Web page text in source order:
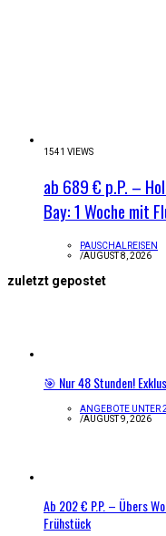
1541 VIEWS
ab 689 € p.P. –
Bay: 1 Woche mit
PAUSCHALREISEN
/AUGUST 8, 2026
zuletzt gepostet
🎯 Nur 48 Stunden!
ANGEBOTE UNTER
/AUGUST 9, 2026
Ab 202 € P.P. – Übers
Frühstück